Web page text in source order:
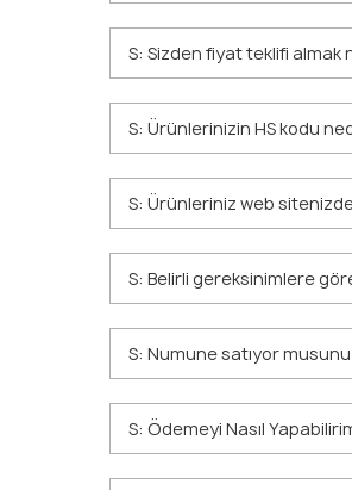
S: Sizden fiyat teklifi almak
S: Ürünlerinizin HS kodu
S: Ürünleriniz web
S: Belirli gereksinimlere
S: Numune satıyor
S: Ödemeyi Nasıl